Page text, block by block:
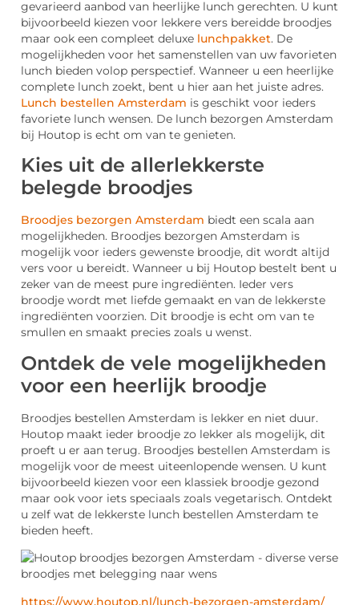
gevarieerd aanbod van heerlijke lunch gerechten. U kunt
bijvoorbeeld kiezen voor lekkere vers bereidde broodjes
maar ook een compleet deluxe lunchpakket. De
mogelijkheden voor het samenstellen van uw favorieten
lunch bieden volop perspectief. Wanneer u een heerlijke
complete lunch zoekt, bent u hier aan het juiste adres.
Lunch bestellen Amsterdam is geschikt voor ieders
favoriete lunch wensen. De lunch bezorgen Amsterdam
bij Houtop is echt om van te genieten.
Kies uit de allerlekkerste
belegde broodjes
Broodjes bezorgen Amsterdam biedt een scala aan
mogelijkheden. Broodjes bezorgen Amsterdam is
mogelijk voor ieders gewenste broodje, dit wordt altijd
vers voor u bereidt. Wanneer u bij Houtop bestelt bent u
zeker van de meest pure ingrediënten. Ieder vers
broodje wordt met liefde gemaakt en van de lekkerste
ingrediënten voorzien. Dit broodje is echt om van te
smullen en smaakt precies zoals u wenst.
Ontdek de vele mogelijkheden
voor een heerlijk broodje
Broodjes bestellen Amsterdam is lekker en niet duur.
Houtop maakt ieder broodje zo lekker als mogelijk, dit
proeft u er aan terug. Broodjes bestellen Amsterdam is
mogelijk voor de meest uiteenlopende wensen. U kunt
bijvoorbeeld kiezen voor een klassiek broodje gezond
maar ook voor iets speciaals zoals vegetarisch. Ontdekt
u zelf wat de lekkerste lunch bestellen Amsterdam te
bieden heeft.
https://www.houtop.nl/lunch-bezorgen-amsterdam/